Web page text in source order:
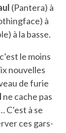
(Pantera) à
à
à la basse.
le moins
nouvelles
de furie
ne cache pas
C’est à se
ces gars-